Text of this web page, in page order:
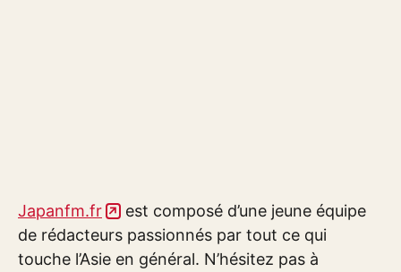
Japanfm.fr
est composé d’une jeune équipe
de rédacteurs passionnés par tout ce qui
touche l’Asie en général. N’hésitez pas à